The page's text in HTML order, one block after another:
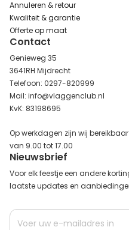
Annuleren & retour
Kwaliteit & garantie
Offerte op maat
Contact
Genieweg 35
3641RH Mijdrecht
Telefoon: 0297-820999
Mail: info@vlaggenclub.nl
KvK: 83198695
Op werkdagen zijn wij bereikbaar
van 9.00 tot 17.00
Nieuwsbrief
Voor elk feestje een andere
laatste updates en
Abonneer